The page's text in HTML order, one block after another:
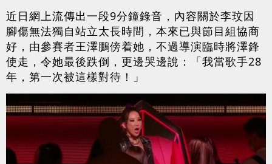
近日網上流傳出一段9分鐘錄音，內容關於李玟因
腳傷無法獨自站立太長時間，本來已與節目組協商
好，由參賽者王澤鵬傍着她，不過導演臨時將澤鋒
使走，令她最後跌倒，更邊哭邊說：「我當歌手28
年，第一次被這樣對待！」